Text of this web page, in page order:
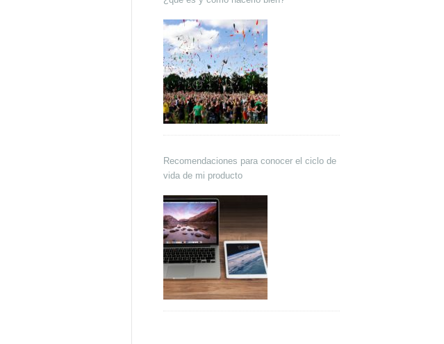
Recomendaciones para conocer el ciclo de
vida de mi producto